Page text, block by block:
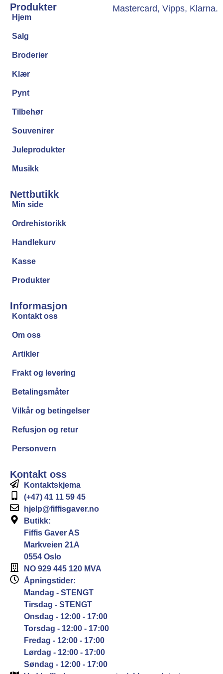
Produkter
Hjem
Salg
Broderier
Klær
Pynt
Tilbehør
Souvenirer
Juleprodukter
Musikk
Nettbutikk
Min side
Ordrehistorikk
Handlekurv
Kasse
Produkter
Informasjon
Kontakt oss
Om oss
Artikler
Frakt og levering
Betalingsmåter
Vilkår og betingelser
Refusjon og retur
Personvern
Kontakt oss
Kontaktskjema
(+47) 41 11 59 45
hjelp@fiffisgaver.no
Butikk:
Fiffis Gaver AS
Markveien 21A
0554 Oslo
NO 929 445 120 MVA
Åpningstider:
Mandag - STENGT
Tirsdag - STENGT
Onsdag - 12:00 - 17:00
Torsdag - 12:00 - 17:00
Fredag - 12:00 - 17:00
Lørdag - 12:00 - 17:00
Søndag - 12:00 - 17:00